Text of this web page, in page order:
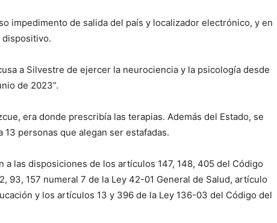
impedimento de salida del país y localizador electrónico, y en
a Silvestre de ejercer la neurociencia y la psicología desde
de 2023”.
era donde prescribía las terapias. Además del Estado, se
personas que alegan ser estafadas.
a las disposiciones de los artículos 147, 148, 405 del Código
93, 157 numeral 7 de la Ley 42-01 General de Salud, artículo
y los artículos 13 y 396 de la Ley 136-03 del Código del